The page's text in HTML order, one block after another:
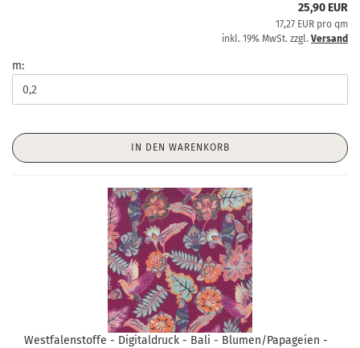
25,90 EUR
17,27 EUR pro qm
inkl. 19% MwSt. zzgl. Versand
m:
IN DEN WARENKORB
Westfalenstoffe - Digitaldruck - Bali - Blumen/Papageien -